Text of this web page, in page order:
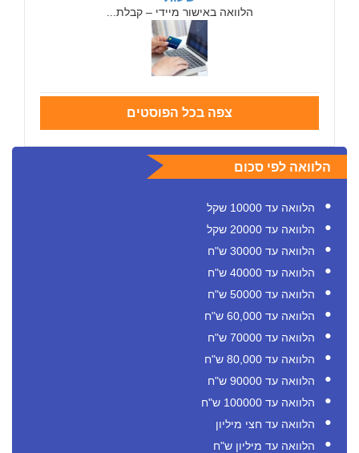
הלוואה באישור מיידי – קבלת...
צפה בכל הפוסטים
הלוואה לפי סכום
הלוואה עד 10000 שקל
הלוואה עד 20000 שקל
הלוואה עד 30000 ש"ח
הלוואה עד 40000 ש"ח
הלוואה עד 50000 ש"ח
הלוואה עד 60,000 ש"ח
הלוואה עד 70000 ש"ח
הלוואה עד 80,000 ש"ח
הלוואה עד 90000 ש"ח
הלוואה עד 100000 ש"ח
הלוואה עד חצי מיליון
הלוואה עד מיליון ש"ח